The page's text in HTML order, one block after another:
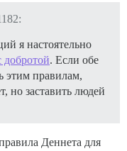
я настоятельно
добротой. Если обе
этим правилам,
но заставить людей
Деннета для